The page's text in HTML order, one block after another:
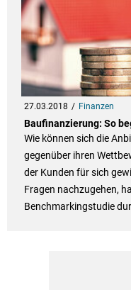
27.03.2018 Finanzen
Baufinanzierung: So
Wie können sich die
gegenüber ihren
der Kunden für sich
Fragen nachzugehen,
Benchmarkingstudie